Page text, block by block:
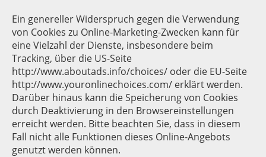
Ein genereller Widerspruch gegen die Verwendung
von Cookies zu Online-Marketing-Zwecken kann für
eine Vielzahl der Dienste, insbesondere beim
Tracking, über die US-Seite
http://www.aboutads.info/choices/ oder die EU-Seite
http://www.youronlinechoices.com/ erklärt werden.
Darüber hinaus kann die Speicherung von Cookies
durch Deaktivierung in den Browsereinstellungen
erreicht werden. Bitte beachten Sie, dass in diesem
Fall nicht alle Funktionen dieses Online-Angebots
genutzt werden können.